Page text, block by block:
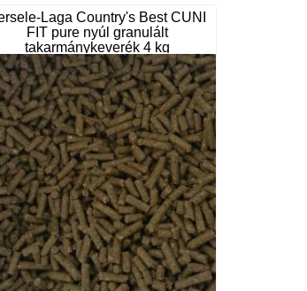
Laga Country's Best CUNI
FIT pure nyúl granulált
takarmánykeverék 4 kg